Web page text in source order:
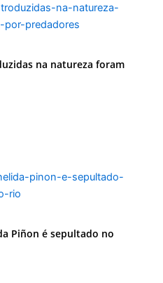
na natureza foram
Piñon é sepultado no